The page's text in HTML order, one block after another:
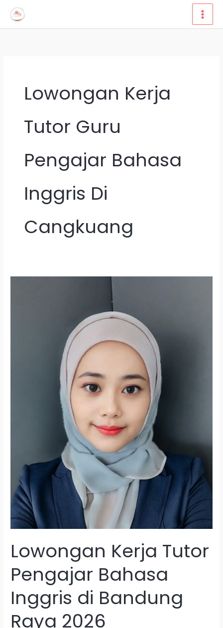
Lewati
konten
Lowongan Kerja
Tutor Guru
Pengajar Bahasa
Inggris Di
Cangkuang
Lowongan Kerja Tutor
Pengajar Bahasa
Inggris di Bandung
Raya 2026